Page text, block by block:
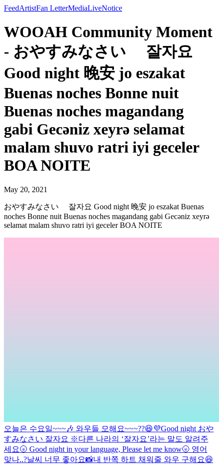
FeedArtistFan LetterMediaLiveNotice
WOOAH Community Moment
- おやすみなさい 잘자요
Good night 晚安 jo eszakat
Buenas noches Bonne nuit
Buenas noches magandang
gabi Gecəniz xeyrə selamat
malam shuvo ratri iyi geceler
BOA NOITE
May 20, 2021
おやすみなさい 잘자요 Good night 晚安 jo eszakat Buenas
noches Bonne nuit Buenas noches magandang gabi Gecəniz xeyrə
selamat malam shuvo ratri iyi geceler BOA NOITE
오늘은 수요일~~~🎶 와우들 모해요~~~??😆💜Good night おや
すみなさい 잘자요 ※다른 나라의 ‘잘자요’라는 말도 알려주
세요🌝 Good night in your language, Please let me know🌝 영어
맞나..?날씨 너무 좋아요📸내 반쪽 하트 채워줄 와우 구해요😆